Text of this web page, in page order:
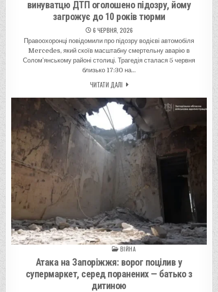
винуватцю ДТП оголошено підозру, йому
загрожує до 10 років тюрми
6 ЧЕРВНЯ, 2026
Правоохоронці повідомили про підозру водієві автомобіля
Mercedes, який скоїв масштабну смертельну аварію в
Солом’янському районі столиці. Трагедія сталася 5 червня
близько 17:30 на…
ЧИТАТИ ДАЛІ
ВІЙНА
Атака на Запоріжжя: ворог поцілив у
супермаркет, серед поранених — батько з
дитиною